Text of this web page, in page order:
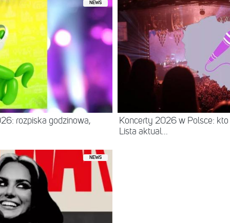
NEWS
rozpiska godzinowa,
Koncerty 2026 w Polsce:
Lista aktual...
NEWS